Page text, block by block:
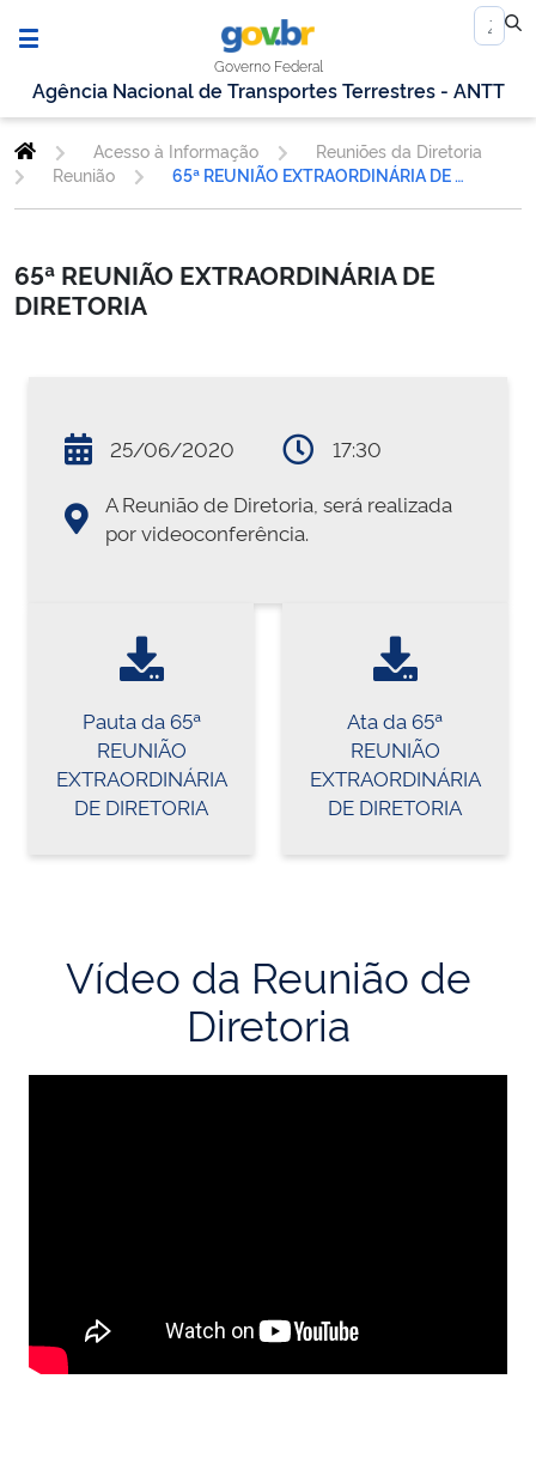
Governo Federal
Agência Nacional de Transportes Terrestres - ANTT
Acesso à Informação
Reuniões da Diretoria
Reunião
65ª REUNIÃO EXTRAORDINÁRIA DE DIRETORIA
65ª REUNIÃO EXTRAORDINÁRIA DE
DIRETORIA
25/06/2020
17:30
A Reunião de Diretoria, será realizada
por videoconferência.
Pauta da 65ª
REUNIÃO
EXTRAORDINÁRIA
DE DIRETORIA
Ata da 65ª
REUNIÃO
EXTRAORDINÁRIA
DE DIRETORIA
Vídeo da Reunião de
Diretoria